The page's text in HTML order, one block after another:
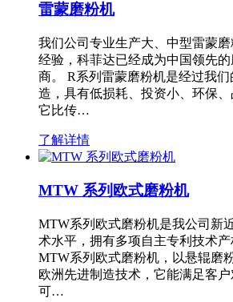
雷蒙磨粉机
我们公司专业生产大、中型雷蒙
经验，科菲达已经成为中国领先
商。 R系列雷蒙磨粉机是经过我
造，具有低损耗、投资小、环保、
它比传…
了解详情
MTW 系列欧式磨粉机
MTW系列欧式磨粉机是我公司新
术水平，拥有多项自主专利技术
MTW系列欧式磨粉机，以悬辊磨
欧洲先进制造技术，它能满足客
可…